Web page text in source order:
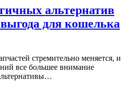
альтернатив
для кошелька
стремительно меняется, и
все большее внимание